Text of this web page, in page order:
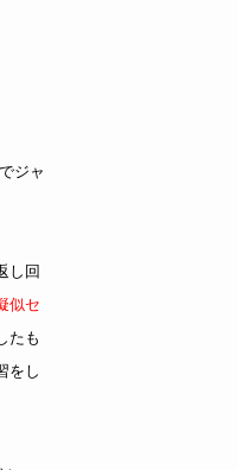
ジャ
し回
似セ
たも
をし